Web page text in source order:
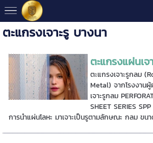
ตะแกรงเจาะรู บางนา
ตะแกรงแผ่นเจ
ตะแกรงเจาะรูกลม
Metal) จากโรงงาน
เจาะรูกลม
SHEET SERIES
การนำแผ่นโลหะ มาเจาะเป็นรูตามลักษณะ กลม ขนา